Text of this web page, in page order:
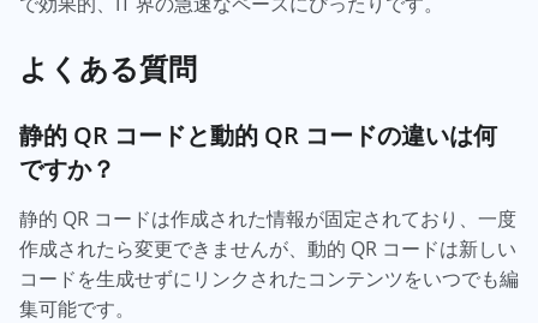
よくある質問
静的 QR コードと動的 QR コードの違いは何
ですか？
静的 QR コードは作成された情報が固定されており、一度
作成されたら変更できませんが、動的 QR コードは新しい
コードを生成せずにリンクされたコンテンツをいつでも編
集可能です。